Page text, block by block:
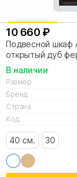
10 660 ₽
Подвесной шкаф
открытый дуб
В наличии
Размер
Бренд
Страна
Код
40 см. 30